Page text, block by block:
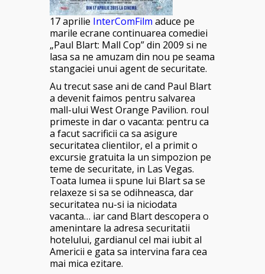
17 aprilie InterComFilm aduce pe
marile ecrane continuarea comediei
„Paul Blart: Mall Cop” din 2009 si ne
lasa sa ne amuzam din nou pe seama
stangaciei unui agent de securitate.
Au trecut sase ani de cand Paul Blart
a devenit faimos pentru salvarea
mall-ului West Orange Pavilion. roul
primeste in dar o vacanta: pentru ca
a facut sacrificii ca sa asigure
securitatea clientilor, el a primit o
excursie gratuita la un simpozion pe
teme de securitate, in Las Vegas.
Toata lumea ii spune lui Blart sa se
relaxeze si sa se odihneasca, dar
securitatea nu-si ia niciodata
vacanta… iar cand Blart descopera o
amenintare la adresa securitatii
hotelului, gardianul cel mai iubit al
Americii e gata sa intervina fara cea
mai mica ezitare.